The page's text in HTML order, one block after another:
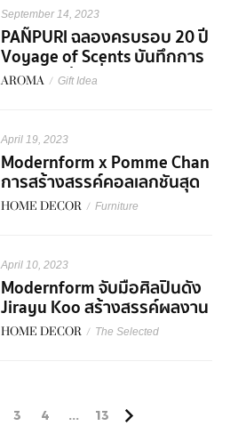
September 14, 2023
PAÑPURI ฉลองครบรอบ 20 ปี
Voyage of Scents บันทึกการ
เดินทางแห่งกลิ่นหอมตลอด 20
AROMA / Gift Idea
April 19, 2023
Modernform x Pomme Chan
การสร้างสรรค์คอลเลกชันสุด
พิเศษ Floral Collection: Love
HOME DECOR / Furniture
April 10, 2023
Modernform จับมือศิลปินดัง
Jirayu Koo สร้างสรรค์ผลงาน
คอลเลกชันพิเศษ The Power
HOME DECOR / The Selected
3 4 ... 13